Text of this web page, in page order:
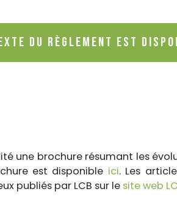
du règlement est
une brochure résumant les
est disponible ici. Les
publiés par LCB sur le site web